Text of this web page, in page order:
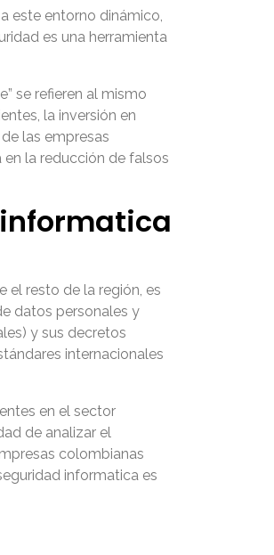
este entorno dinámico,
es una herramienta
se refieren al mismo
la inversión en
las empresas
la reducción de falsos
el resto de la región, es
datos personales y
y sus decretos
internacionales
en el sector
de analizar el
colombianas
informatica es